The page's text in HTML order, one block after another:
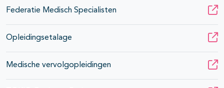
Federatie Medisch Specialisten
Opleidingsetalage
Medische vervolgopleidingen